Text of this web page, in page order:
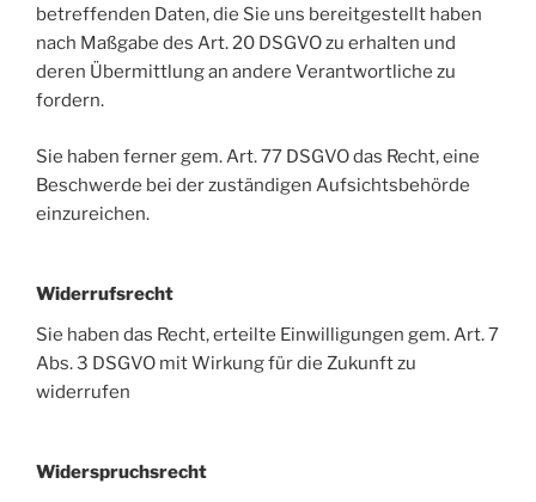
betreffenden Daten, die Sie uns bereitgestellt haben
nach Maßgabe des Art. 20 DSGVO zu erhalten und
deren Übermittlung an andere Verantwortliche zu
fordern.
Sie haben ferner gem. Art. 77 DSGVO das Recht, eine
Beschwerde bei der zuständigen Aufsichtsbehörde
einzureichen.
Widerrufsrecht
Sie haben das Recht, erteilte Einwilligungen gem. Art. 7
Abs. 3 DSGVO mit Wirkung für die Zukunft zu
widerrufen
Widerspruchsrecht